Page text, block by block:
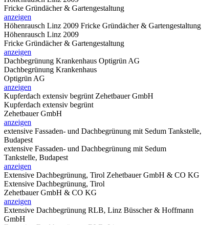
Fricke Gründächer & Gartengestaltung
anzeigen
Höhenrausch Linz 2009 Fricke Gründächer & Gartengestaltung
Höhenrausch Linz 2009
Fricke Gründächer & Gartengestaltung
anzeigen
Dachbegrünung Krankenhaus Optigrün AG
Dachbegrünung Krankenhaus
Optigrün AG
anzeigen
Kupferdach extensiv begrünt Zehetbauer GmbH
Kupferdach extensiv begrünt
Zehetbauer GmbH
anzeigen
extensive Fassaden- und Dachbegrünung mit Sedum Tankstelle,
Budapest
extensive Fassaden- und Dachbegrünung mit Sedum
Tankstelle, Budapest
anzeigen
Extensive Dachbegrünung, Tirol Zehetbauer GmbH & CO KG
Extensive Dachbegrünung, Tirol
Zehetbauer GmbH & CO KG
anzeigen
Extensive Dachbegrünung RLB, Linz Büsscher & Hoffmann
GmbH